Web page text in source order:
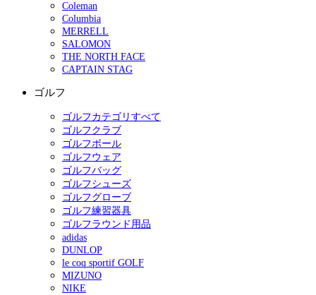
Coleman
Columbia
MERRELL
SALOMON
THE NORTH FACE
CAPTAIN STAG
ゴルフ
ゴルフカテゴリすべて
ゴルフクラブ
ゴルフボール
ゴルフウェア
ゴルフバッグ
ゴルフシューズ
ゴルフグローブ
ゴルフ練習器具
ゴルフラウンド用品
adidas
DUNLOP
le coq sportif GOLF
MIZUNO
NIKE